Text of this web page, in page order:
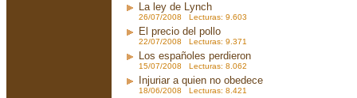
La ley de Lynch
26/07/2008 Lecturas: 9.603
El precio del pollo
22/07/2008 Lecturas: 9.371
Los españoles perdieron
15/07/2008 Lecturas: 8.062
Injuriar a quien no obedece
18/06/2008 Lecturas: 8.421